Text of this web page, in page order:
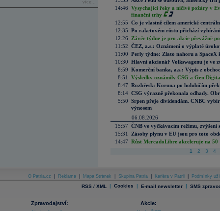
více...
14:46 Vysychající řeky a ničivé požáry v
finanční trhy
12:55 Co je vlastně cílem americké
12:35 Po raketovém růstu přichází
12:26
Závěr týdne je pro akcie převážně
11:52 ČEZ, a.s.: Oznámení o výplatě
11:00 Perly týdne: Zlato nahoru a SpaceX
10:30 Hlavní akcionář Volkswagenu je ve
8:59 Komerční banka, a.s.: Výpis z
8:51
Výsledky oznámily CSG a Gen
8:47 Rozbřesk: Koruna po holubičím
8:14 CSG výrazně překonala odhady.
5:50 Srpen přeje dividendám. CNBC
výnosem
06.08.2026
15:57 ČNB ve vyčkávacím režimu, zvýšení
15:31
Zásoby plynu v EU jsou pro toto
14:47 Růst MercadoLibre akceleruje na
1 2 3 4
O Patria.cz Reklama Mapa Stránek Skupina Patria Kariéra v Patrii Podmínky
RSS / XML | Cookies | E-mail newsletter | SMS
Zpravodajství:
Akcie: